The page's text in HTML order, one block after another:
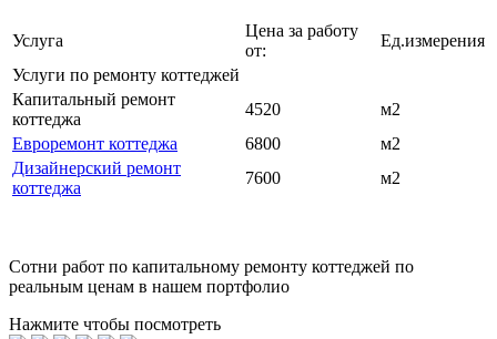
Услуга
Цена за работу
от:
Ед.измерения
Услуги по ремонту коттеджей
Капитальный ремонт
коттеджа
4520
м2
Евроремонт коттеджа
6800
м2
Дизайнерский ремонт
коттеджа
7600 м2
Сотни работ по капитальному ремонту коттеджей по
реальным ценам в нашем портфолио
Нажмите чтобы посмотреть